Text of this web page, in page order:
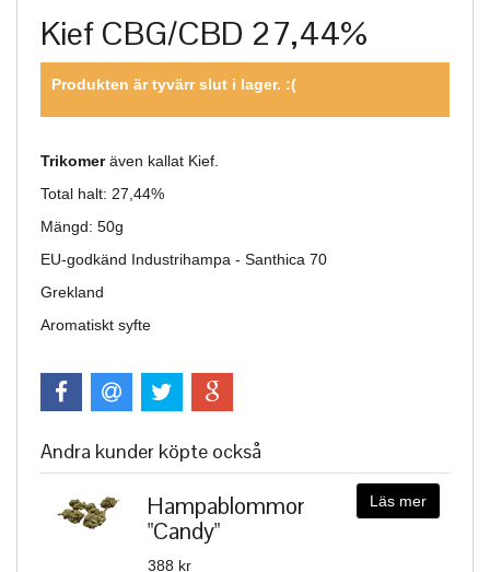
Kief CBG/CBD 27,44%
Produkten är tyvärr slut i lager. :(
Trikomeräven kallat Kief.
Total halt: 27,44%
Mängd: 50g
EU-godkänd Industrihampa - Santhica 70
Grekland
Aromatiskt syfte
Andra kunder köpte också
Hampablommor
"Candy"
388 kr
Läs mer